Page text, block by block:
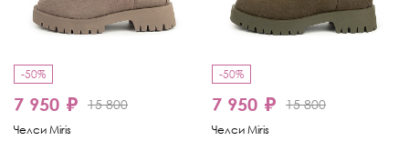
-50%
7 950 ₽ 15 800
Челси Miris
-50%
7 950 ₽ 15 800
Челси Miris